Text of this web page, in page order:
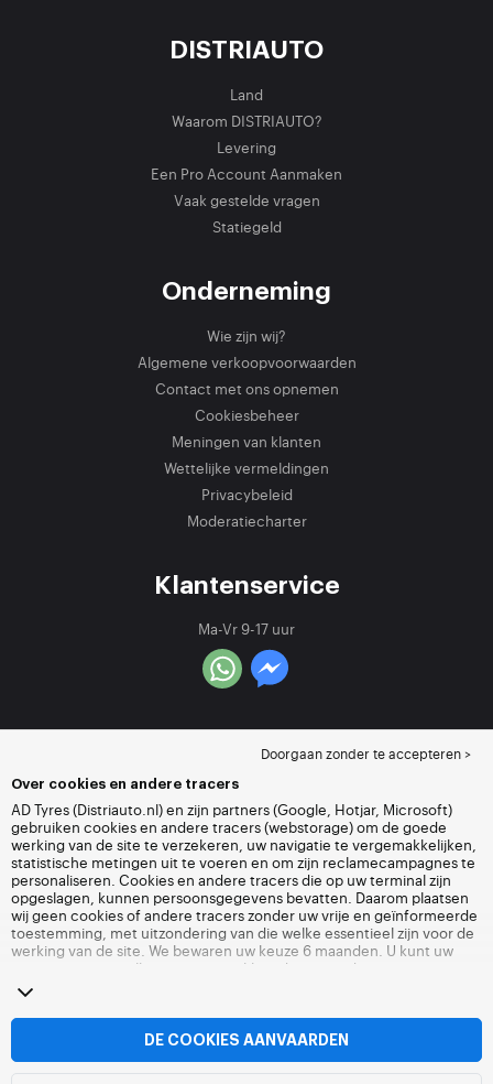
DISTRIAUTO
Land
Waarom DISTRIAUTO?
Levering
Een Pro Account Aanmaken
Vaak gestelde vragen
Statiegeld
Onderneming
Wie zijn wij?
Algemene verkoopvoorwaarden
Contact met ons opnemen
Cookiesbeheer
Meningen van klanten
Wettelijke vermeldingen
Privacybeleid
Moderatiecharter
Klantenservice
Ma-Vr 9-17 uur
Doorgaan zonder te accepteren >
Over cookies en andere tracers
AD Tyres (Distriauto.nl) en zijn partners (Google, Hotjar, Microsoft)
gebruiken cookies en andere tracers (webstorage) om de goede
werking van de site te verzekeren, uw navigatie te vergemakkelijken,
statistische metingen uit te voeren en om zijn reclamecampagnes te
personaliseren. Cookies en andere tracers die op uw terminal zijn
opgeslagen, kunnen persoonsgegevens bevatten. Daarom plaatsen
wij geen cookies of andere tracers zonder uw vrije en geïnformeerde
toestemming, met uitzondering van die welke essentieel zijn voor de
werking van de site. We bewaren uw keuze 6 maanden. U kunt uw
toestemming op elk moment intrekken door naar de pagina over
cookies en andere tracers
surfen zonder het deponeren van cookies of andere tracers te
aanvaarden. Weigering verhindert de toegang tot diensten niet
Distriauto.nl. Voor meer informatie,bezoek de cookies en andere
tracers
DE COOKIES AANVAARDEN